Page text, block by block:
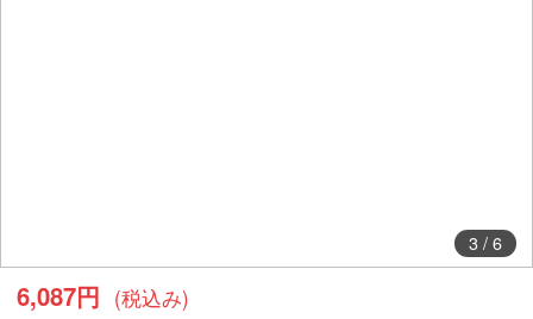
4/ 6
6,087円 (税込み)